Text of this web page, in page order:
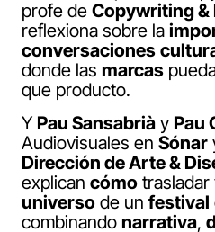
profe de Copywriting &
reflexiona sobre la
conversaciones
donde las marcas
que producto.
Y Pau Sansabrià y Pau
Audiovisuales en Sónar
Dirección de Arte &
explican cómo trasladar
universo de un festival
combinando narrativa,